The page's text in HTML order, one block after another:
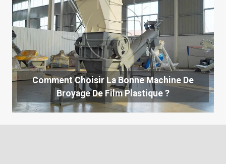
Comment Choisir La Bonne Machine De
Broyage De Film Plastique ?